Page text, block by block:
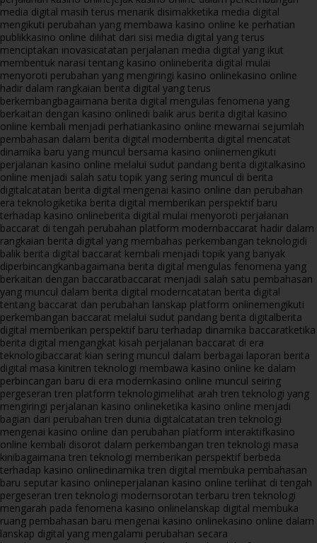
media digital masih terus menarik disimakketika media digital
mengikuti perubahan yang membawa kasino online ke perhatian
publikkasino online dilihat dari sisi media digital yang terus
menciptakan inovasicatatan perjalanan media digital yang ikut
membentuk narasi tentang kasino onlineberita digital mulai
menyoroti perubahan yang mengiringi kasino onlinekasino online
hadir dalam rangkaian berita digital yang terus
berkembangbagaimana berita digital mengulas fenomena yang
berkaitan dengan kasino onlinedi balik arus berita digital kasino
online kembali menjadi perhatiankasino online mewarnai sejumlah
pembahasan dalam berita digital modernberita digital mencatat
dinamika baru yang muncul bersama kasino onlinemengikuti
perjalanan kasino online melalui sudut pandang berita digitalkasino
online menjadi salah satu topik yang sering muncul di berita
digitalcatatan berita digital mengenai kasino online dan perubahan
era teknologiketika berita digital memberikan perspektif baru
terhadap kasino onlineberita digital mulai menyoroti perjalanan
baccarat di tengah perubahan platform modernbaccarat hadir dalam
rangkaian berita digital yang membahas perkembangan teknologidi
balik berita digital baccarat kembali menjadi topik yang banyak
diperbincangkanbagaimana berita digital mengulas fenomena yang
berkaitan dengan baccaratbaccarat menjadi salah satu pembahasan
yang muncul dalam berita digital moderncatatan berita digital
tentang baccarat dan perubahan lanskap platform onlinemengikuti
perkembangan baccarat melalui sudut pandang berita digitalberita
digital memberikan perspektif baru terhadap dinamika baccaratketika
berita digital mengangkat kisah perjalanan baccarat di era
teknologibaccarat kian sering muncul dalam berbagai laporan berita
digital masa kinitren teknologi membawa kasino online ke dalam
perbincangan baru di era modernkasino online muncul seiring
pergeseran tren platform teknologimelihat arah tren teknologi yang
mengiringi perjalanan kasino onlineketika kasino online menjadi
bagian dari perubahan tren dunia digitalcatatan tren teknologi
mengenai kasino online dan perubahan platform interaktifkasino
online kembali disorot dalam perkembangan tren teknologi masa
kinibagaimana tren teknologi memberikan perspektif berbeda
terhadap kasino onlinedinamika tren digital membuka pembahasan
baru seputar kasino onlineperjalanan kasino online terlihat di tengah
pergeseran tren teknologi modernsorotan terbaru tren teknologi
mengarah pada fenomena kasino onlinelanskap digital membuka
ruang pembahasan baru mengenai kasino onlinekasino online dalam
lanskap digital yang mengalami perubahan secara